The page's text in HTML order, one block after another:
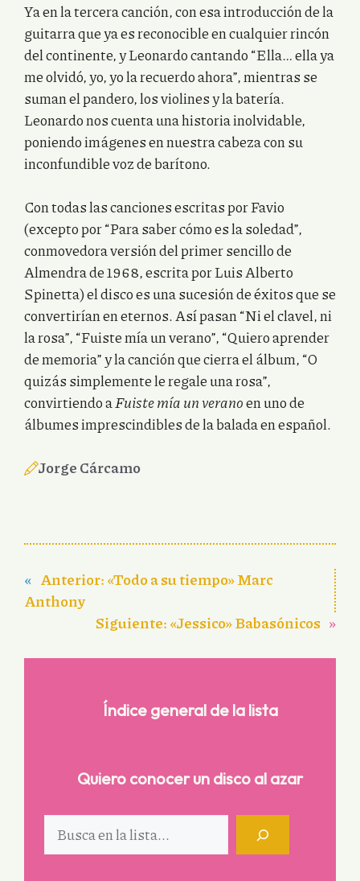
Ya en la tercera canción, con esa introducción de la
guitarra que ya es reconocible en cualquier rincón
del continente, y Leonardo cantando “Ella… ella ya
me olvidó, yo, yo la recuerdo ahora”, mientras se
suman el pandero, los violines y la batería.
Leonardo nos cuenta una historia inolvidable,
poniendo imágenes en nuestra cabeza con su
inconfundible voz de barítono.
Con todas las canciones escritas por Favio
(excepto por “Para saber cómo es la soledad”,
conmovedora versión del primer sencillo de
Almendra de 1968, escrita por Luis Alberto
Spinetta) el disco es una sucesión de éxitos que se
convertirían en eternos. Así pasan “Ni el clavel, ni
la rosa”, “Fuiste mía un verano”, “Quiero aprender
de memoria” y la canción que cierra el álbum, “O
quizás simplemente le regale una rosa”,
convirtiendo aFuiste mía un veranoen uno de
álbumes imprescindibles de la balada en español.
Jorge Cárcamo
« Anterior:«Todo a su tiempo» Marc
Anthony
Siguiente:«Jessico» Babasónicos »
Índice general de la lista
Quiero conocer un disco al azar